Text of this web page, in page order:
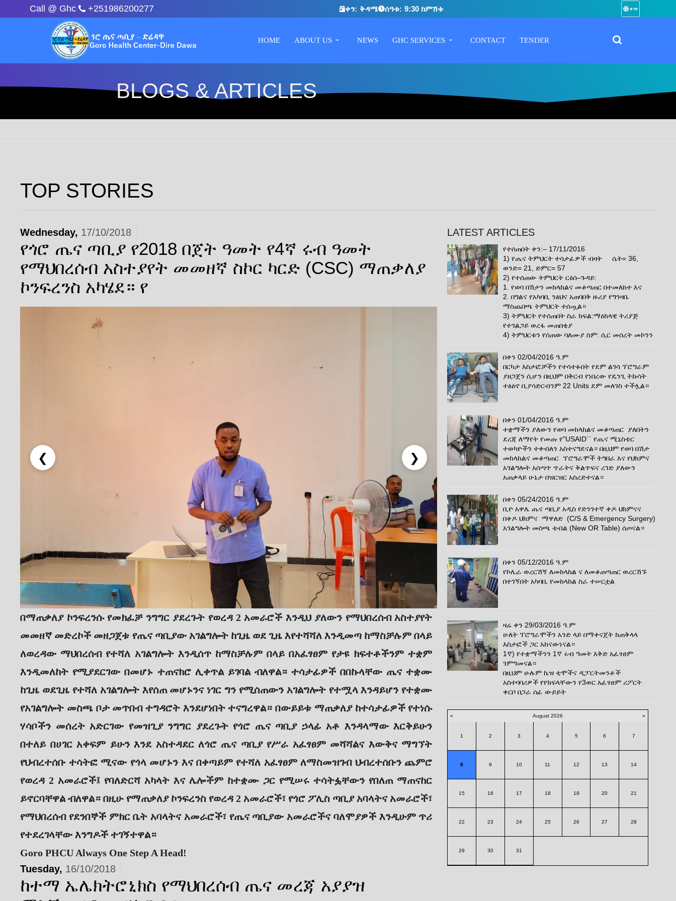
Call @ Ghc +251986200277 ቀን: ቅዳሜ ሰዓቱ: 9:30 ከምሽቱ ቋንቋ
HOME ABOUT US NEWS GHC SERVICES CONTACT TENDER
BLOGS & ARTICLES
TOP STORIES
Wednesday, 17/10/2018
የጎሮ ጤና ጣቢያ የ2018 በጀት ዓመት የ4ኛ ሩብ ዓመት
የማህበረሰብ አስተያየት መመዘኛ ስኮር ካርድ (CSC) ማጠቃለያ
ኮንፍረንስ አካሄደ። የ
❮ ❯
በማጠቃለያ ኮንፍረንሱ የመክፈቻ ንግግር ያደረጉት የወረዳ 2 አመራሮች እንዲህ ያለውን የማህበረሰብ አስተያየት
መመዘኛ መድረኮች መዘጋጀቱ የጤና ጣቢያው አገልግሎት ከጊዜ ወደ ጊዜ እየተሻሻለ እንዲመጣ ከማስቻሉም በላይ
ለወረዳው ማህበረሰብ የተሻለ አገልግሎት እንዲሰጥ ከማስቻሉም በላይ በአፈፃፀም የታዩ ክፍተቶችንም ተቋም
እንዲመለከት የሚያደርገው በመሆኑ ተጠናክሮ ሊቀጥል ይገባል ብለዋል። ተሳታፊዎች በበኩላቸው ጤና ተቋሙ
ከጊዜ ወደጊዜ የተሻለ አገልግሎት እየሰጠ መሆኑንና ነገር ግን የሚሰጠውን አገልግሎት የተሟላ እንዳይሆን የተቋሙ
የአገልግሎት መስጫ ቦታ መጥበብ ተግዳሮት እንደሆነበት ተናግረዋል። በውይይቱ ማጠቃለያ ከተሳታፊዎች የተነሱ
ሃሳቦችን መሰረት አድርገው የመዝጊያ ንግግር ያደረጉት የጎሮ ጤና ጣቢያ ኃላፊ አቶ እንዳላማው እርቅይሁን
በተለይ በሀገር አቀፍም ይሁን እንደ አስተዳደር ለጎሮ ጤና ጣቢያ የሥራ አፈፃፀም መሻሻልና እውቅና ማግኘት
የህብረተሰቡ ተሳትፎ ሚናው የጎላ መሆኑን እና በቀጣይም የተሻለ አፈፃፀም ለማስመዝገብ ህብረተሰቡን ጨምሮ
የወረዳ 2 አመራሮች፤ የባለድርሻ አካላት እና ሌሎችም ከተቋሙ ጋር የሚሠሩ ተሳትፏቸውን የበለጠ ማጠናከር
ይኖርባቸዋል ብለዋል። በዚሁ የማጠቃለያ ኮንፍረንስ የወረዳ 2 አመራሮች፣ የጎሮ ፖሊስ ጣቢያ አባላትና አመራሮች፣
የማህበረሰብ የደንበኞች ምክር ቤት አባላትና አመራሮች፣ የጤና ጣቢያው አመራሮችና ባለሞያዎች እንዲሁም ጥሪ
የተደረገላቸው እንግዶች ተገኝተዋል።
Goro PHCU Always One Step A Head!
Tuesday, 16/10/2018
ከተማ ኤሌክትሮኒክስ የማህበረሰብ ጤና መረጃ አያያዝ
LATEST ARTICLES
የተሰጠበት ቀን:– 17/11/2016
1) የጤና ትምህርት ተሳታፊዎች ብዛት ሴት= 36,
ወንድ= 21, ድምር= 57
2) የተሰጠው ትምህርት ርዕሰ–ጉዳይ:
1. የወባ በሽታን መከላከልና መቆጣጠር በተመለከተ እና
2. በግልና የአካባቢ ንፅህና አጠባበቅ ዙሪያ የግንዛቤ
ማስጨበጫ ትምህርት ተሰጧል።
3) ትምህርት የተሰጠበት ስራ ክፍል:ማዕከላዊ ትሪያጅ
የተገልጋይ ወረፋ መጠበቂያ
4) ትምህርቱን የሰጠው ባለሙያ ስም: ሲር መሰረት መኮንን
በቀን 02/04/2016 ዓ.ም
በርካታ እስታፎቻችን የተሳተፉበት የደም ልገሳ ፕሮግራም
ያዘጋጀን ሲሆን በዚህም በቅርብ የነበረው የዴንጊ ትኩሳት
ተፅዕኖ ቢያሳድርብንም 22 Units ደም መለገስ ተችሏል።
በቀን 01/04/2016 ዓ.ም
ተቋማችን ያለውን የወባ መከላከልና መቆጣጠር ያለበትን
ደረጃ ለማየት የመጡ የ"USAID`` የጤና ሚኒስቴር
ተወካዮችን ተቀብለን አስተናግደናል። በዚህም የወባ በሽታ
መከላከልና መቆጣጠር ፕሮግራሞች ትግበራ እና የህክምና
አገልግሎት አሰጣጥ ጥራትና ቅልጥፍና ረገድ ያለውን
አጠቃላይ ሁኔታ በዝርዝር አስረድተናል።
በቀን 05/24/2016 ዓ.ም
ቢዮ አዋሌ ጤና ጣቢያ አዲስ የድንገተኛ ቀዶ ህክምናና
በቀዶ ህክምና ማዋለድ (C/S & Emergency Surgery)
አገልግሎት መስጫ ቴብል (New OR Table) ሰጦናል።
በቀን 05/12/2016 ዓ.ም
የኮሌራ ወረርሽኝ ለመከላከል ና ለመቆጠጣጠር ወረርሽኙ
በተገኝበት አካባቢ የመከላከል ስራ ተሠርቷል
ዛሬ ቀን 29/03/2016 ዓ.ም
ሁለት ፕሮግራሞችን አንድ ላይ በማቀናጀት ከጠቅላላ
እስታፎች ጋር አከናውነናል።
1ኛ) የተቋማችንን 1ኛ ሩብ ዓመት እቅድ አፈፃፀም
ገምግመናል።
በዚህም ሁሉም ኬዝ ቲሞችና ዲፓርትመንቶች
አስተባባሪዎች የየክፍላቸውን የ3ወር አፈፃፀም ሪፖርት
ቀርቦ በጋራ ሰፊ ውይይት
« August 2026 »
1 2 3 4 5 6 7
8 9 10 11 12 13 14
15 16 17 18 19 20 21
22 23 24 25 26 27 28
29 30 31